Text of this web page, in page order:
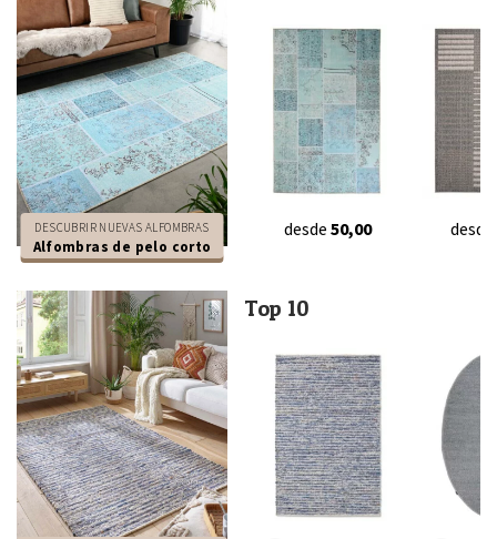
DESCUBRIR NUEVAS ALFOMBRAS
Alfombras de pelo corto
desde 50,00 desde
Top 10